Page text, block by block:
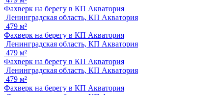
Фахверк на берегу в КП Акватория
Ленинградская область, КП Акватория
479 м²
Фахверк на берегу в КП Акватория
Ленинградская область, КП Акватория
479 м²
Фахверк на берегу в КП Акватория
Ленинградская область, КП Акватория
479 м²
Фахверк на берегу в КП Акватория